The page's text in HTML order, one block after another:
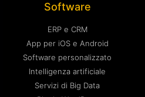
Software
ERP e CRM
App per iOS e Android
Software personalizzato
Intelligenza artificiale
Servizi di Big Data